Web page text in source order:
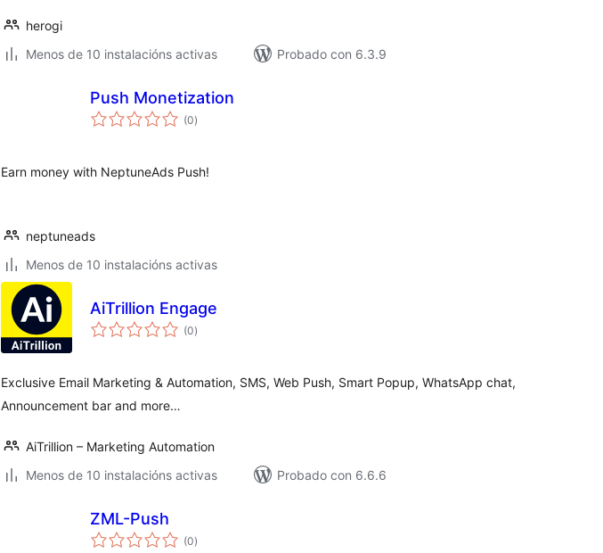
herogi
Menos de 10 instalacións activas
Probado con 6.3.9
Push Monetization
(0valoracións
totais
)
Earn money with NeptuneAds Push!
neptuneads
Menos de 10 instalacións activas
AiTrillion Engage
(0valoracións
totais
)
Exclusive Email Marketing & Automation, SMS, Web Push, Smart Popup, WhatsApp chat,
Announcement bar and more…
AiTrillion – Marketing Automation
Menos de 10 instalacións activas
Probado con 6.6.6
ZML-Push
(0valoracións
totais
)